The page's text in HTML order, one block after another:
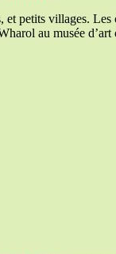
petits villages. Les
au musée d’art